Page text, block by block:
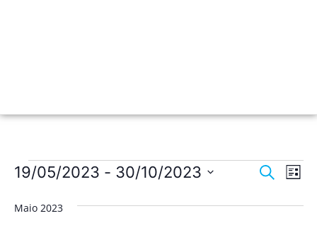
de
Pesquisar
Lista
19/05/2023 - 30/10/2023
data.
Maio 2023